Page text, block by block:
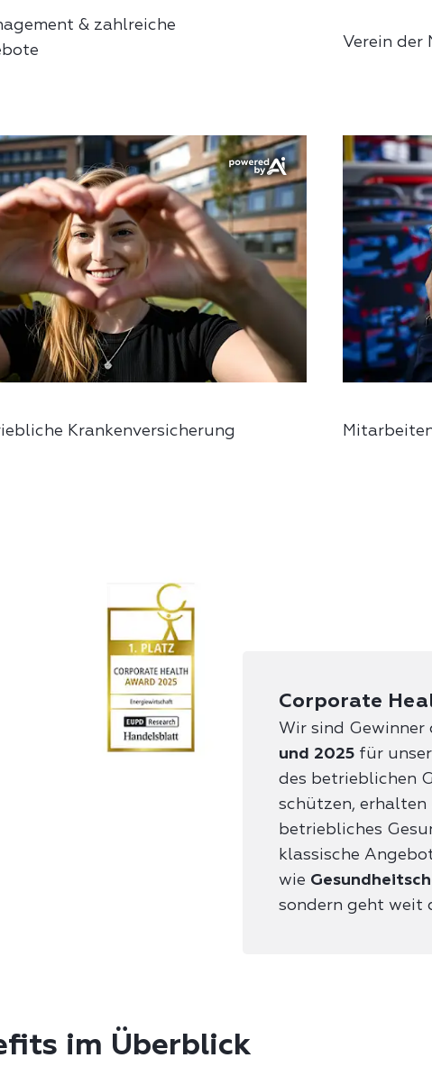
& zahlreiche
Verein der
Krankenversicherung
Corporate
Wir sind Gewinner
und 2025 für
des betrieblichen
schützen, erhalten
betriebliches
klassische
wie
sondern geht weit
im Überblick